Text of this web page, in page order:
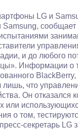
и до любого
Информации о
BlackBerry,
что
Он
или
о том,
секретарь LG